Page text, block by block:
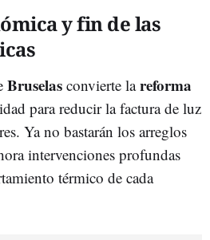
y fin de las
Bruselas convierte lareforma
para reducir la factura de luz
Ya no bastarán los arreglos
intervenciones profundas
térmico de cada